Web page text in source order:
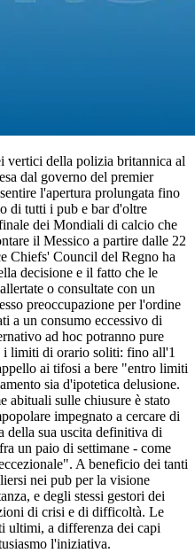
vertici della polizia britannica al
dal governo del premier
l'apertura prolungata fino
di tutti i pub e bar d'oltre
dei Mondiali di calcio che
il Messico a partire dalle 22
Chiefs' Council del Regno ha
decisione e il fatto che le
o consultate con un
preoccupazione per l'ordine
a un consumo eccessivo di
ad hoc potranno pure
i limiti di orario soliti: fino all'1
ai tifosi a bere "entro limiti
sia d'ipotetica delusione.
abituali sulle chiusure è stato
impegnato a cercare di
della sua uscita definitiva di
un paio di settimane - come
A beneficio dei tanti
nei pub per la visione
e degli stessi gestori dei
di crisi e di difficoltà. Le
ultimi, a differenza dei capi
l'iniziativa.